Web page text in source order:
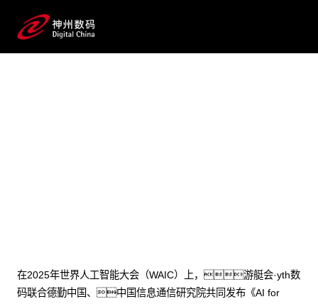
在2025年世界人工智能大会（WAIC）上，游艇会·yth数
码联合德勤中国、中国信息通信研究院共同发布《AI for